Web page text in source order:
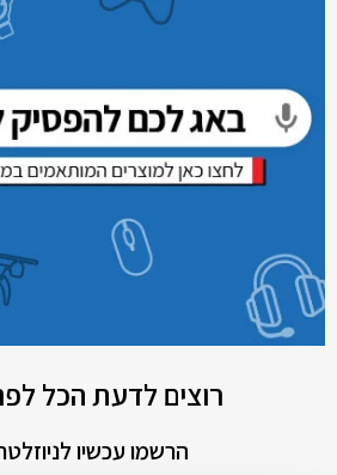
רוצים לדעת הכל
הרשמו עכשיו